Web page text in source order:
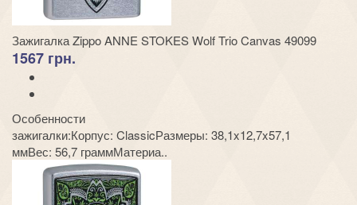
Зажигалка Zippo ANNE STOKES Wolf Trio Canvas 49099
1567 грн.
Особенности
зажигалки:Корпус: ClassicРазмеры: 38,1x12,7x57,1
ммВес: 56,7 граммМатериа..